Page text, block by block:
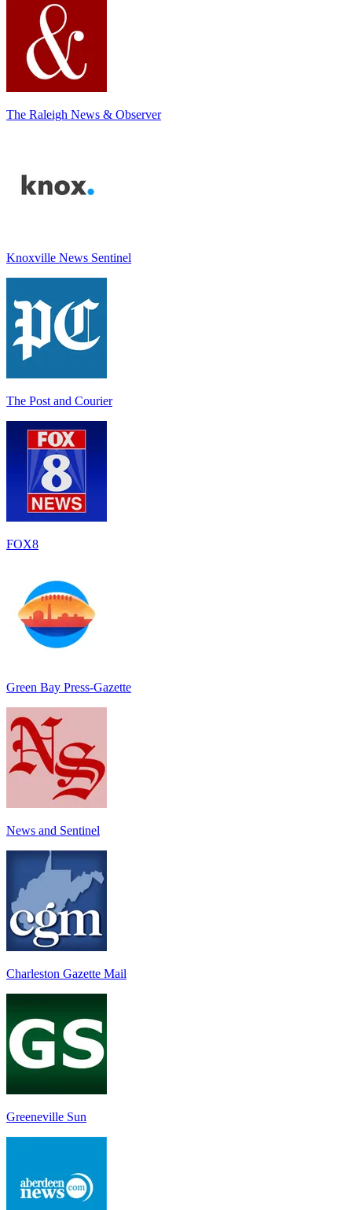
The Raleigh News & Observer
Knoxville News Sentinel
The Post and Courier
FOX8
Green Bay Press-Gazette
News and Sentinel
Charleston Gazette Mail
Greeneville Sun